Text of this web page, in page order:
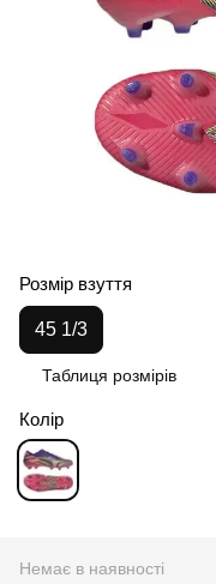
Розмір взуття
45 1/3
Таблиця розмірів
Колір
Немає в наявності